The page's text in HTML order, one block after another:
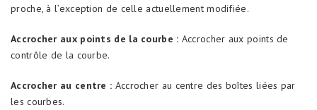
proche, à l’exception de celle actuellement modifiée.
Accrocher aux points de la courbe : Accrocher aux points de
contrôle de la courbe.
Accrocher au centre : Accrocher au centre des boîtes liées par
les courbes.